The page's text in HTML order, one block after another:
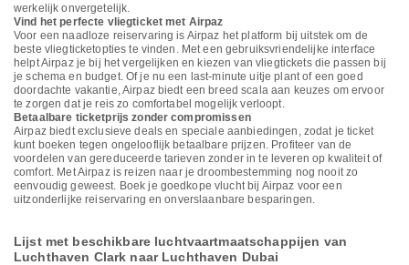
werkelijk onvergetelijk.
Vind het perfecte vliegticket met Airpaz
Voor een naadloze reiservaring is Airpaz het platform bij uitstek om de
beste vliegticketopties te vinden. Met een gebruiksvriendelijke interface
helpt Airpaz je bij het vergelijken en kiezen van vliegtickets die passen bij
je schema en budget. Of je nu een last-minute uitje plant of een goed
doordachte vakantie, Airpaz biedt een breed scala aan keuzes om ervoor
te zorgen dat je reis zo comfortabel mogelijk verloopt.
Betaalbare ticketprijs zonder compromissen
Airpaz biedt exclusieve deals en speciale aanbiedingen, zodat je ticket
kunt boeken tegen ongelooflijk betaalbare prijzen. Profiteer van de
voordelen van gereduceerde tarieven zonder in te leveren op kwaliteit of
comfort. Met Airpaz is reizen naar je droombestemming nog nooit zo
eenvoudig geweest. Boek je goedkope vlucht bij Airpaz voor een
uitzonderlijke reiservaring en onverslaanbare besparingen.
Lijst met beschikbare luchtvaartmaatschappijen van
Luchthaven Clark naar Luchthaven Dubai